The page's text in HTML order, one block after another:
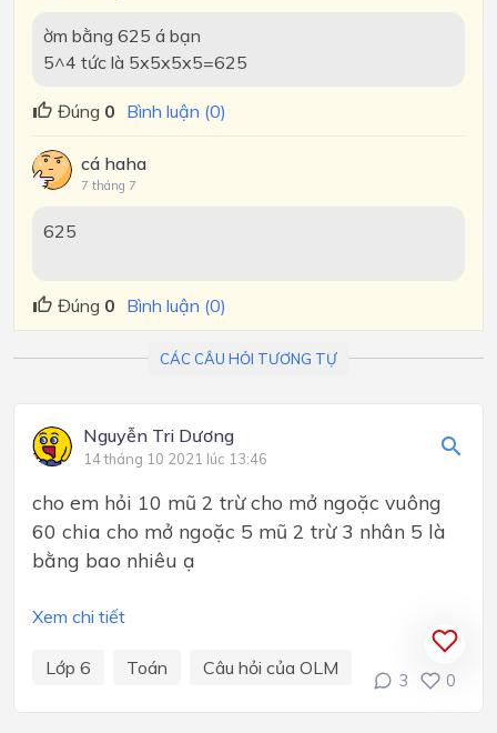
ờm bằng 625 á bạn
5^4 tức là 5x5x5x5=625
Đúng 0 Bình luận (0)
cá haha
7 tháng 7
625
Đúng 0 Bình luận (0)
CÁC CÂU HỎI TƯƠNG TỰ
Nguyễn Tri Dương
14 tháng 10 2021 lúc 13:46
cho em hỏi 10 mũ 2 trừ cho mở ngoặc vuông
60 chia cho mở ngoặc 5 mũ 2 trừ 3 nhân 5 là
bằng bao nhiêu ạ
Xem chi tiết
Lớp 6 Toán Câu hỏi của OLM
3 0